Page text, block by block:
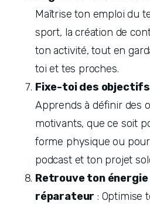
Maîtrise ton emploi du
sport, la création de
ton activité, tout en
toi et tes proches.
Fixe-toi des
Apprends à définir des
motivants, que ce soit
forme physique ou
podcast et ton projet
Retrouve ton
réparateur : Optimise